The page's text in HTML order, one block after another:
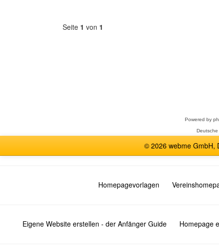
Seite 1 von 1
Powered by
© 2026 webme GmbH,
Homepagevorlagen
Eigene Website erstellen - der Anfänger Guide Homepage